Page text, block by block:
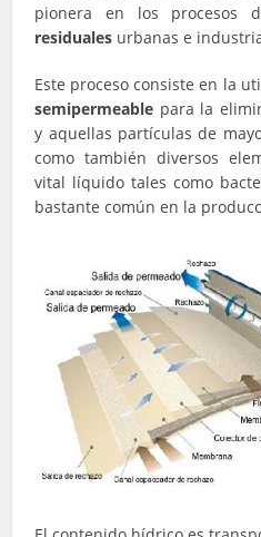
pionera en los procesos
residuales urbanas e
Este proceso consiste en la
semipermeable para la
y aquellas partículas de
como también diversos
vital líquido tales como
bastante común en la